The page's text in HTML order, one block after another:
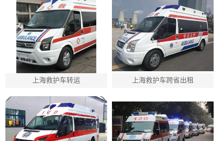
上海救护车转运 上海救护车跨省出租